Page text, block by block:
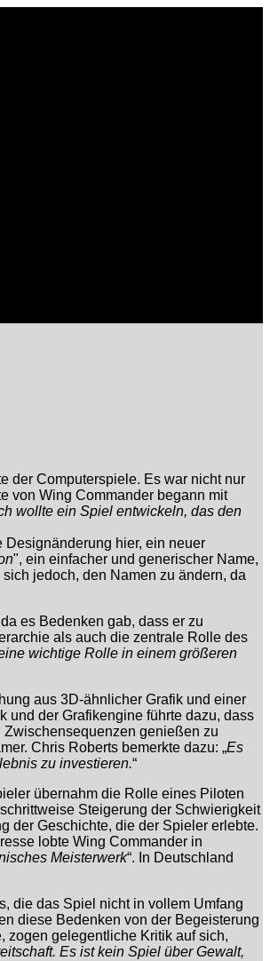
der Computerspiele. Es war nicht nur
von Wing Commander begann mit
wollte ein Spiel entwickeln, das den
Designänderung hier, ein neuer
", ein einfacher und generischer Name,
jedoch, den Namen zu ändern, da
es Bedenken gab, dass er zu
als auch die zentrale Rolle des
wichtige Rolle in einem größeren
aus 3D-ähnlicher Grafik und einer
und der Grafikengine führte dazu, dass
genießen zu
Chris Roberts bemerkte dazu: „Es
zu investieren.“
übernahm die Rolle eines Piloten
Steigerung der Schwierigkeit
der Geschichte, die der Spieler erlebte.
lobte Wing Commander in
Meisterwerk“. In Deutschland
die das Spiel nicht in vollem Umfang
diese Bedenken von der Begeisterung
zogen gelegentliche Kritik auf sich,
Es ist kein Spiel über Gewalt,